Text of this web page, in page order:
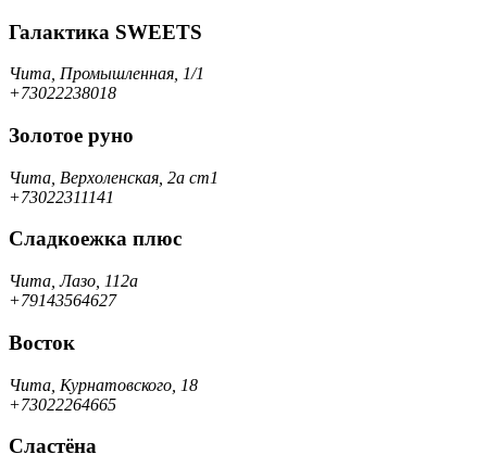
Галактика SWEETS
Чита, Промышленная, 1/1
+73022238018
Золотое руно
Чита, Верхоленская, 2а ст1
+73022311141
Сладкоежка плюс
Чита, Лазо, 112а
+79143564627
Восток
Чита, Курнатовского, 18
+73022264665
Сластёна